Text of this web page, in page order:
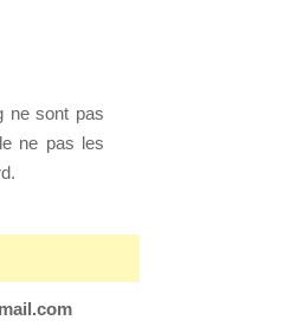
ne sont pas
ne pas les